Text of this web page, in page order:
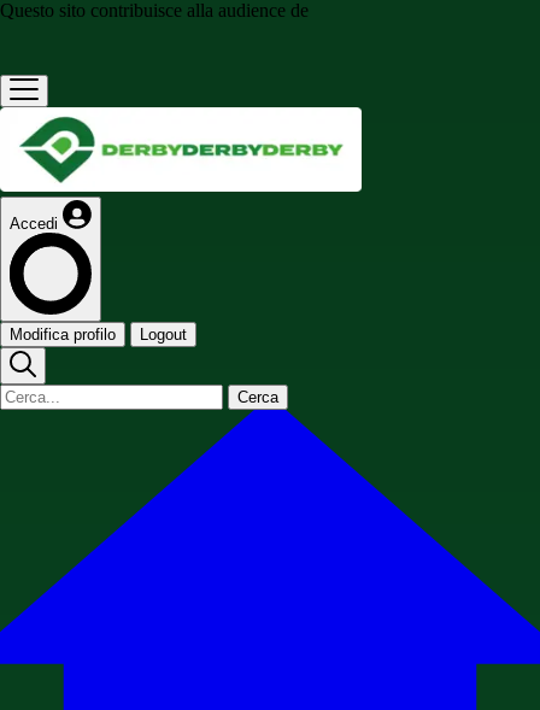
Questo sito contribuisce alla audience de
Accedi
Modifica profilo Logout
Cerca